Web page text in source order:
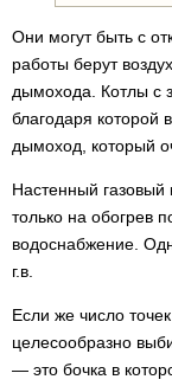
Они могут быть с
работы берут
дымохода. Котлы с
благодаря которой
дымоход, который
Настенный газовый
только на обогрев
водоснабжение.
г.в.
Если же число
целесообразно
— это бочка в